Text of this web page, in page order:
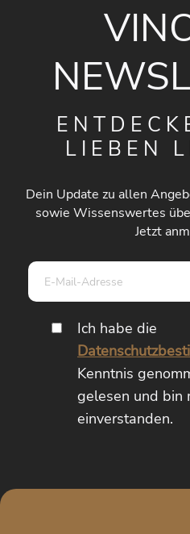
LIEBEN
Dein Update zu allen
sowie Wissenswertes
Jetzt
Ich habe die
Kenntnis
gelesen und bin
einverstanden.